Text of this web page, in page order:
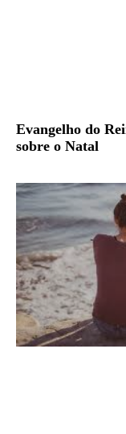
Evangelho do
sobre o Natal